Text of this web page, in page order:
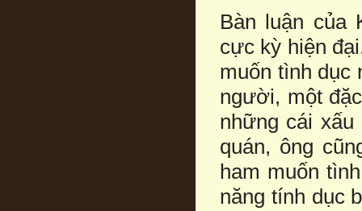
Bàn luận của
cực kỳ hiện
muốn tình dục
người, một
những cái xấu
quán, ông
ham muốn
năng tính dục